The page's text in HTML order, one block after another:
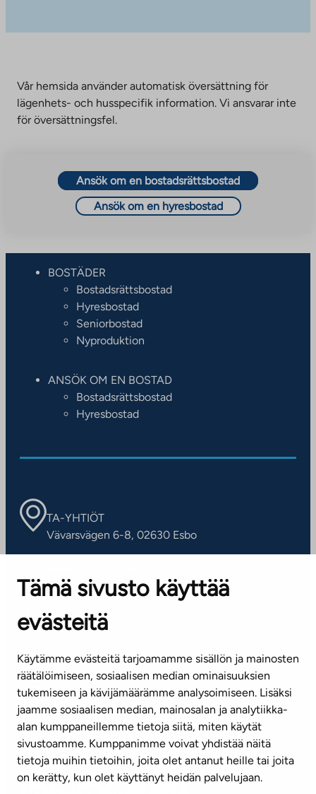
Tämä sivusto käyttää
evästeitä
Käytämme evästeitä tarjoamamme sisällön ja mainosten
räätälöimiseen, sosiaalisen median ominaisuuksien
tukemiseen ja kävijämäärämme analysoimiseen. Lisäksi
jaamme sosiaalisen median, mainosalan ja analytiikka-
alan kumppaneillemme tietoja siitä, miten käytät
sivustoamme. Kumppanimme voivat yhdistää näitä
tietoja muihin tietoihin, joita olet antanut heille tai joita
on kerätty, kun olet käyttänyt heidän palvelujaan.
Vår hemsida använder automatisk översättning för
lägenhets- och husspecifik information. Vi ansvarar inte
för översättningsfel.
Ansök om en bostadsrättsbostad
Ansök om en hyresbostad
BOSTÄDER
Bostadsrättsbostad
Hyresbostad
Seniorbostad
Nyproduktion
ANSÖK OM EN BOSTAD
Bostadsrättsbostad
Hyresbostad
TA-YHTIÖT
Vävarsvägen 6-8, 02630 Esbo
Kontaktinformation
KUNDSERVICE
(vardagar kl. 8–16)
info@ta.fi
Nyhetsbrev (på finska)